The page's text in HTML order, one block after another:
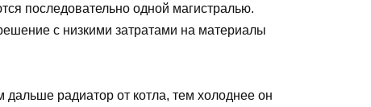
последовательно одной магистралью.
с низкими затратами на материалы
радиатор от котла, тем холоднее он